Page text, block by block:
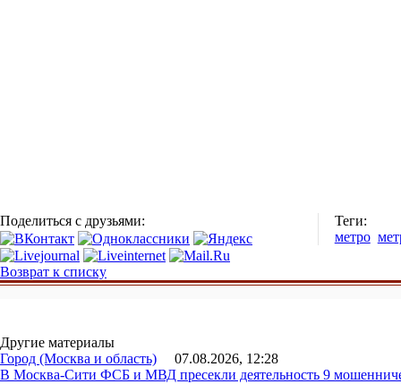
Поделиться с друзьями:
Теги:
метро
Возврат к списку
Другие материалы
Город (Москва и область) 07.08.2026, 12:28
В Москва-Сити ФСБ и МВД пресекли деятельность 9